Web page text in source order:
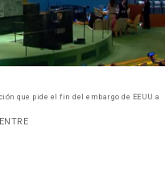
que pide el fin del embargo de EEUU a